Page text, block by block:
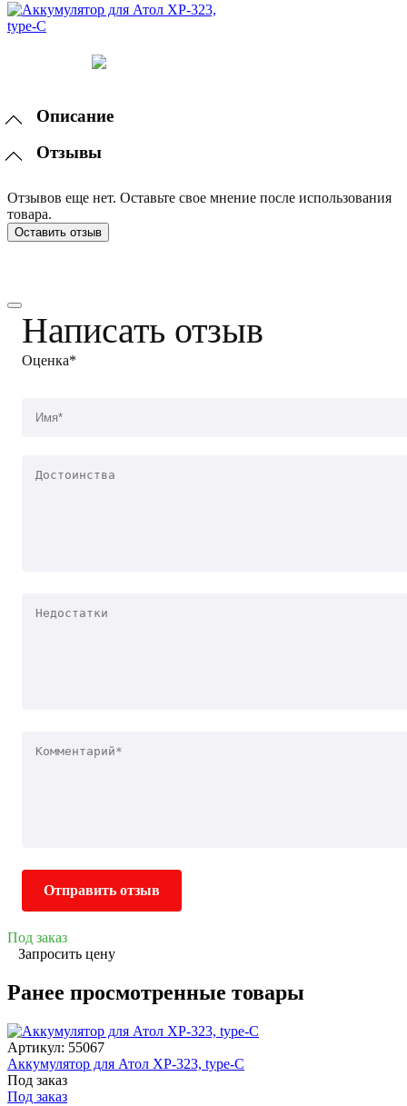
Описание
Отзывы
Отзывов еще нет. Оставьте свое мнение после использования
товара.
Оставить отзыв
Написать отзыв
Оценка*
Отправить отзыв
Под заказ
Запросить цену
Ранее просмотренные товары
Артикул: 55067
Аккумулятор для Атол XP-323, type-C
Под заказ
Под заказ